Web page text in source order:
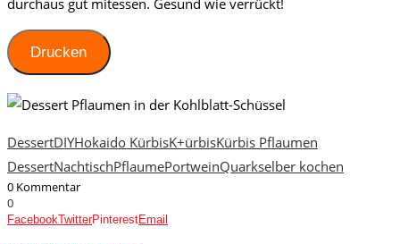
durchaus gut mitessen. Gesund wie verrückt!
Drucken
DessertDIYHokaido KürbisK+ürbisKürbis Pflaumen
DessertNachtischPflaumePortweinQuarkselber kochen
0 Kommentar
0
FacebookTwitterPinterestEmail